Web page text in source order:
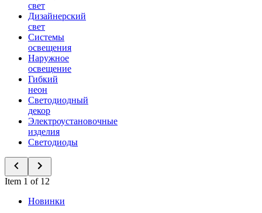
свет
Дизайнерский
свет
Системы
освещения
Наружное
освещение
Гибкий
неон
Светодиодный
декор
Электроустановочные
изделия
Светодиоды
Item 1 of 12
Новинки